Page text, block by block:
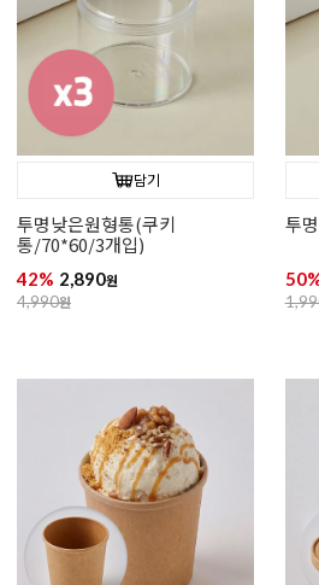
담기
투명낮은원형통(쿠키
통/70*60/3개입)
42% 2,890원
4,990원
투